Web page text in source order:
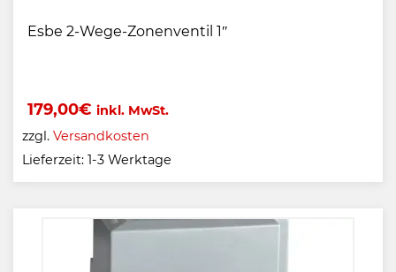
Esbe 2-Wege-Zonenventil 1″
179,00€ inkl. MwSt.
zzgl. Versandkosten
Lieferzeit: 1-3 Werktage